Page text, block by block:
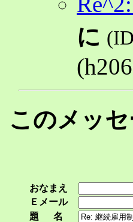
に
このメッ
おなまえ
Ｅメール
題 名